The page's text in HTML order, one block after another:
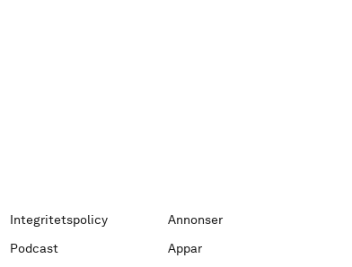
Integritetspolicy
Annonser
Podcast
Appar